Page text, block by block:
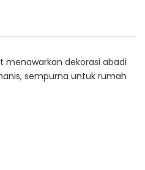
dekorasi abadi
sempurna untuk rumah